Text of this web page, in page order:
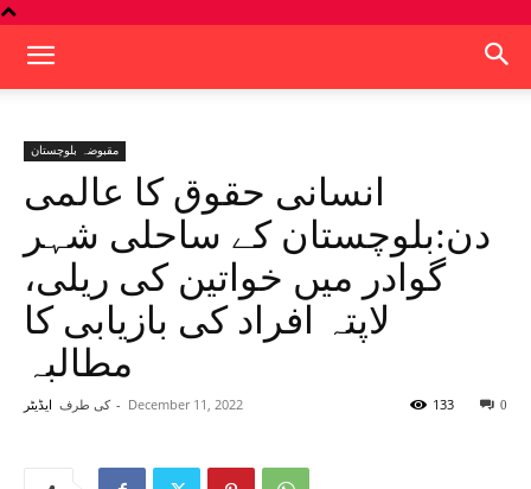
مقبوضہ بلوچستان
انسانی حقوق کا عالمی
دن:بلوچستان کے ساحلی شہر
گوادر میں خواتین کی ریلی،
لاپتہ افراد کی بازیابی کا
مطالبہ
کی طرف ایڈیٹر - December 11, 2022 0
133